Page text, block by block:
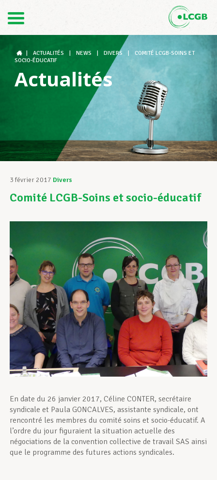
DE
Le LCGB
Structures syndicales
Assistance au Travail
Vos droits
Assistance en vie privée
Développement professionnel
Devenir Membre
Actualités
ACTUALITÉS NEWS DIVERS
COMITÉ LCGB-SOINS ET
SOCIO-ÉDUCATIF
Actualités
3 février 2017 Divers
Comité LCGB-Soins et socio-éducatif
En date du 26 janvier 2017, Céline CONTER, secrétaire
syndicale et Paula GONCALVES, assistante syndicale, ont
rencontré les membres du comité soins et socio-éducatif. A
l’ordre du jour figuraient la situation actuelle des
négociations de la convention collective de travail SAS ainsi
que le programme des futures actions syndicales.